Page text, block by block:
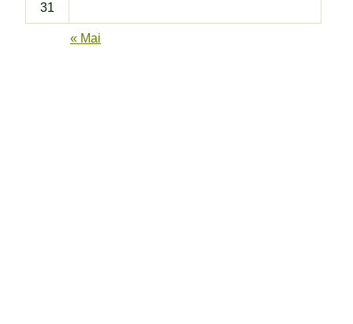
31
« Mai